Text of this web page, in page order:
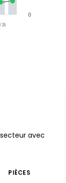
26
0
avec
PIÈCES